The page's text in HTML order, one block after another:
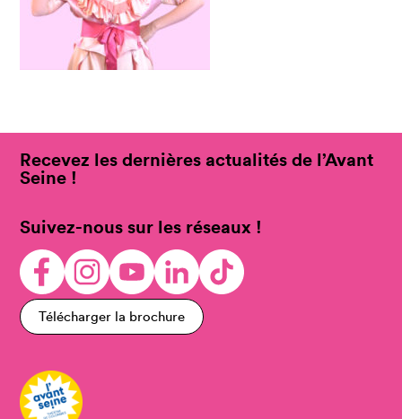
Recevez les dernières actualités de l’Avant
Seine !
Suivez-nous sur les réseaux !
Télécharger la brochure